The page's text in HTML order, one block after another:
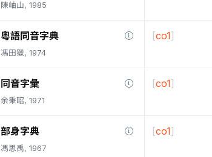
陳岫山, 1985
粵語同音字典
馮田獵, 1974
[co1]
同音字彙
余秉昭, 1971
[co1]
部身字典
馮思禹, 1967
[co1]